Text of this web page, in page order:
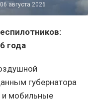
августа 2026
года
губернатора
и мобильные